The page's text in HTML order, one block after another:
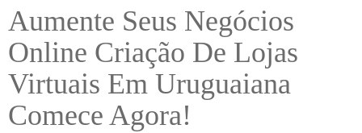
Aumente Seus Negócios
Online Criação De Lojas
Virtuais Em Uruguaiana
Comece Agora!